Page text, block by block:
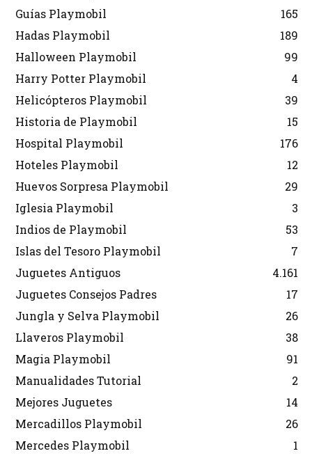
Guías Playmobil
165
Hadas Playmobil
189
Halloween Playmobil
99
Harry Potter Playmobil
4
Helicópteros Playmobil
39
Historia de Playmobil
15
Hospital Playmobil
176
Hoteles Playmobil
12
Huevos Sorpresa Playmobil
29
Iglesia Playmobil
3
Indios de Playmobil
53
Islas del Tesoro Playmobil
7
Juguetes Antiguos
4.161
Juguetes Consejos Padres
17
Jungla y Selva Playmobil
26
Llaveros Playmobil
38
Magia Playmobil
91
Manualidades Tutorial
2
Mejores Juguetes
14
Mercadillos Playmobil
26
Mercedes Playmobil
1